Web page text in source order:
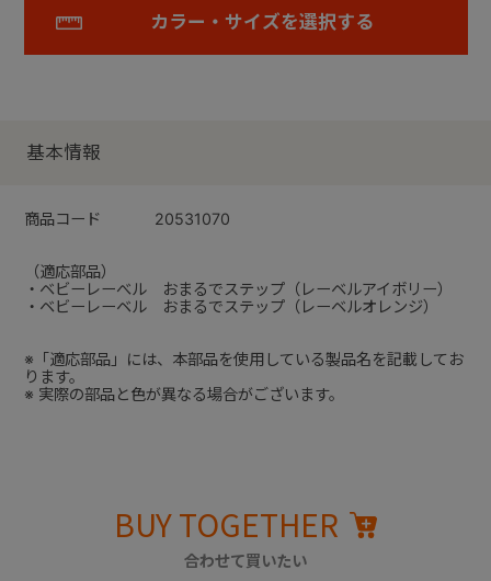
カラー・サイズを選択する
基本情報
商品コード 20531070
（適応部品）
・ベビーレーべル おまるでステップ（レーベルアイボリー）
・ベビーレーベル おまるでステップ（レーベルオレンジ）
※「適応部品」には、本部品を使用している製品名を記載してお
ります。
※ 実際の部品と色が異なる場合がございます。
BUY TOGETHER
合わせて買いたい